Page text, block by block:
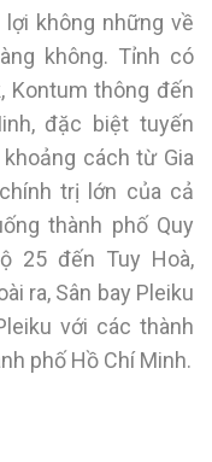
lợi không những về
không. Tỉnh có
Kontum thông đến
đặc biệt tuyến
cách từ Gia
trị lớn của cả
thành phố Quy
25 đến Tuy Hoà,
ra, Sân bay Pleiku
với các thành
phố Hồ Chí Minh.